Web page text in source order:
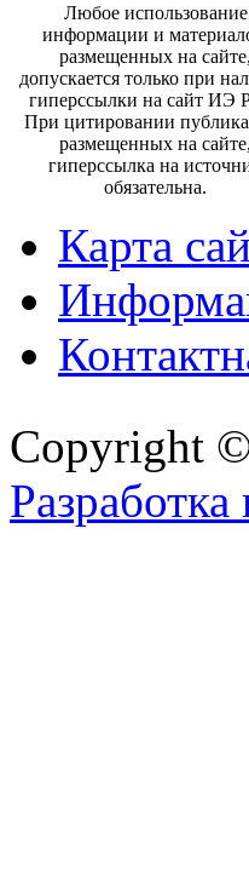
Любое использование
информации и
размещенных на сайте,
допускается только при
гиперссылки на сайт ИЭ
При цитировании
размещенных на сайте,
гиперссылка на
обязательна.
Карта
Copyright